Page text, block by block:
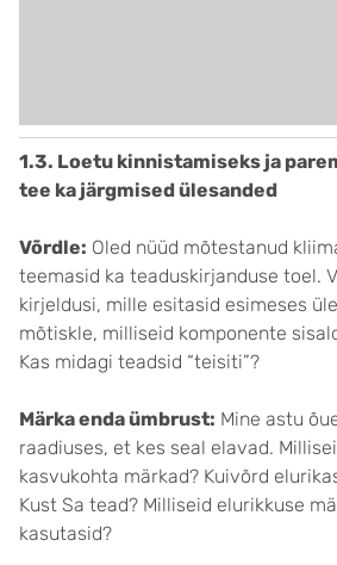
1.3. Loetu kinnistamiseks ja
tee ka järgmised ülesanded
Võrdle: Oled nüüd mõtestanud
teemasid ka teaduskirjanduse toel.
kirjeldusi, mille esitasid esimeses
mõtiskle, milliseid komponente
Kas midagi teadsid “teisiti”?
Märka enda ümbrust: Mine astu
raadiuses, et kes seal elavad.
kasvukohta märkad? Kuivõrd
Kust Sa tead? Milliseid elurikkuse
kasutasid?